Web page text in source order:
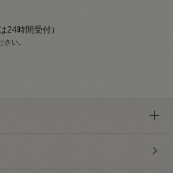
24時間受付）
さい。